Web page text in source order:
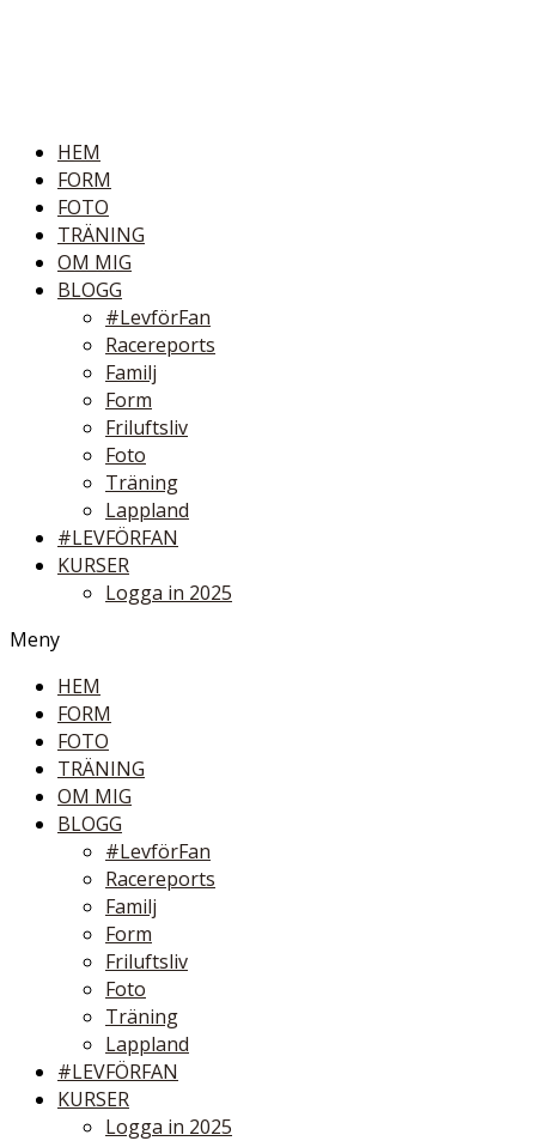
HEM
FORM
FOTO
TRÄNING
OM MIG
BLOGG
#LevförFan
Racereports
Familj
Form
Friluftsliv
Foto
Träning
Lappland
#LEVFÖRFAN
KURSER
Logga in 2025
Meny
HEM
FORM
FOTO
TRÄNING
OM MIG
BLOGG
#LevförFan
Racereports
Familj
Form
Friluftsliv
Foto
Träning
Lappland
#LEVFÖRFAN
KURSER
Logga in 2025